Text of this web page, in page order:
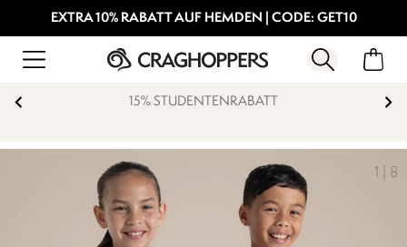
EXTRA 10% RABATT AUF HEMDEN | CODE: GET10
15% STUDENTENRABATT
1 8